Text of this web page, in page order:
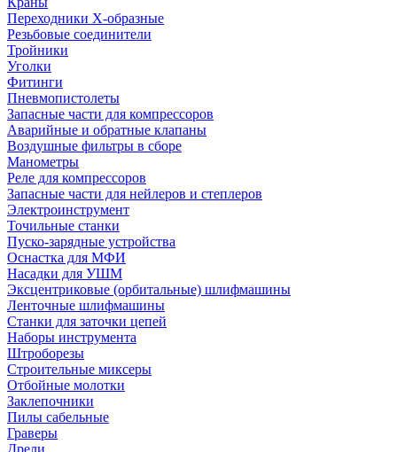
Переходники Х-образные
Резьбовые соединители
Тройники
Уголки
Фитинги
Пневмопистолеты
Запасные части для компрессоров
Аварийные и обратные клапаны
Воздушные фильтры в сборе
Манометры
Реле для компрессоров
Запасные части для нейлеров и степлеров
Электроинструмент
Точильные станки
Пуско-зарядные устройства
Оснастка для МФИ
Насадки для УШМ
Эксцентриковые (орбитальные) шлифмашины
Ленточные шлифмашины
Станки для заточки цепей
Наборы инструмента
Штроборезы
Строительные миксеры
Отбойные молотки
Заклепочники
Пилы сабельные
Граверы
Дрели